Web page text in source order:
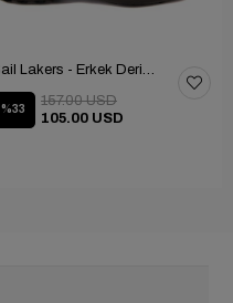
%33
105.00 USD
157.00 USD